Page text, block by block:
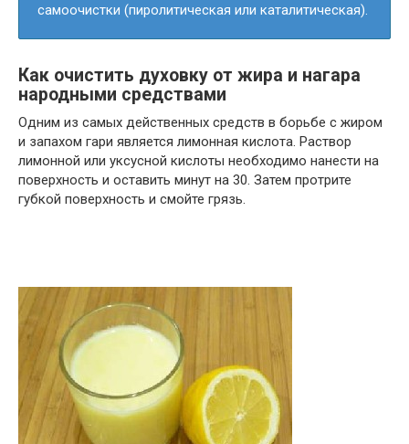
самоочистки (пиролитическая или каталитическая).
Как очистить духовку от жира и нагара
народными средствами
Одним из самых действенных средств в борьбе с жиром
и запахом гари является лимонная кислота. Раствор
лимонной или уксусной кислоты необходимо нанести на
поверхность и оставить минут на 30. Затем протрите
губкой поверхность и смойте грязь.